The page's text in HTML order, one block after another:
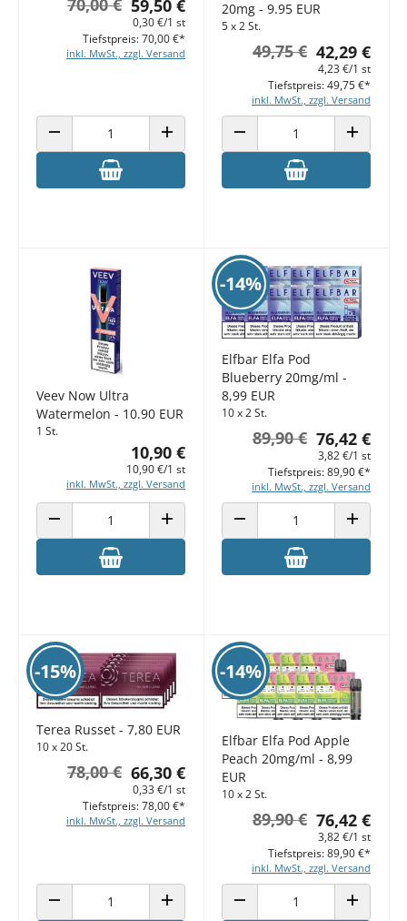
59,50 €
70,00 €
0,30 €/1 st
inkl. MwSt., zzgl. Versand
Tiefstpreis: 70,00 €*
ANZAHL VERRINGERN ANZAHL ERHÖHEN
20mg - 9.95 EUR
5 x 2 St.
42,29 €
49,75 €
4,23 €/1 st
inkl. MwSt., zzgl. Versand
Tiefstpreis: 49,75 €*
ANZAHL VERRINGERN ANZAHL
Veev Now Ultra
Watermelon - 10.90 EUR
1 St.
10,90 €
10,90 €/1 st
inkl. MwSt., zzgl. Versand
ANZAHL VERRINGERN ANZAHL ERHÖHEN
-14%
Elfbar Elfa Pod
Blueberry 20mg/ml -
8,99 EUR
10 x 2 St.
76,42 €
89,90 €
3,82 €/1 st
inkl. MwSt., zzgl. Versand
Tiefstpreis: 89,90 €*
ANZAHL VERRINGERN ANZAHL
-15%
Terea Russet - 7,80 EUR
10 x 20 St.
66,30 €
78,00 €
0,33 €/1 st
inkl. MwSt., zzgl. Versand
Tiefstpreis: 78,00 €*
ANZAHL VERRINGERN ANZAHL ERHÖHEN
-14%
Elfbar Elfa Pod Apple
Peach 20mg/ml - 8,99
EUR
10 x 2 St.
76,42 €
89,90 €
3,82 €/1 st
inkl. MwSt., zzgl. Versand
Tiefstpreis: 89,90 €*
ANZAHL VERRINGERN ANZAHL